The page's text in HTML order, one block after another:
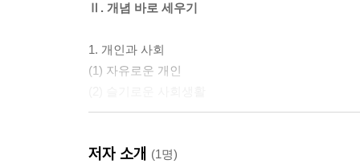
Ⅱ. 개념 바로 세우기
1. 개인과 사회
(1) 자유로운 개인
(1) 경제 생활
저자 소개 (1명)